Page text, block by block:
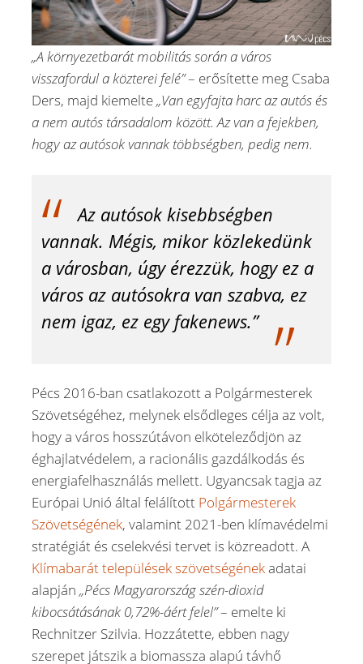
„A környezetbarát mobilitás során a város
visszafordul a közterei felé”– erősítette meg Csaba
Ders, majd kiemelte„Van egyfajta harc az autós és
a nem autós társadalom között. Az van a fejekben,
hogy az autósok vannak többségben, pedig nem.
Az autósok kisebbségben
vannak. Mégis, mikor közlekedünk
a városban, úgy érezzük, hogy ez a
város az autósokra van szabva, ez
nem igaz, ez egy fakenews.”
Pécs 2016-ban csatlakozott a Polgármesterek
Szövetségéhez, melynek elsődleges célja az volt,
hogy a város hosszútávon elköteleződjön az
éghajlatvédelem, a racionális gazdálkodás és
energiafelhasználás mellett. Ugyancsak tagja az
Európai Unió által felálított Polgármesterek
Szövetségének, valamint 2021-ben klímavédelmi
stratégiát és cselekvési tervet is közreadott. A
Klímabarát települések szövetségénekadatai
alapján „Pécs Magyarország szén-dioxid
kibocsátásának 0,72%-áért felel”– emelte ki
Rechnitzer Szilvia. Hozzátette, ebben nagy
szerepet játszik a biomassza alapú távhő